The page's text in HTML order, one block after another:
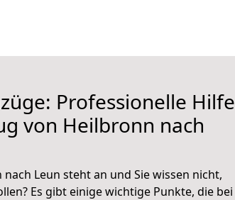
Professionelle Hilfe
von Heilbronn nach
Leun steht an und Sie wissen nicht,
Es gibt einige wichtige Punkte, die bei